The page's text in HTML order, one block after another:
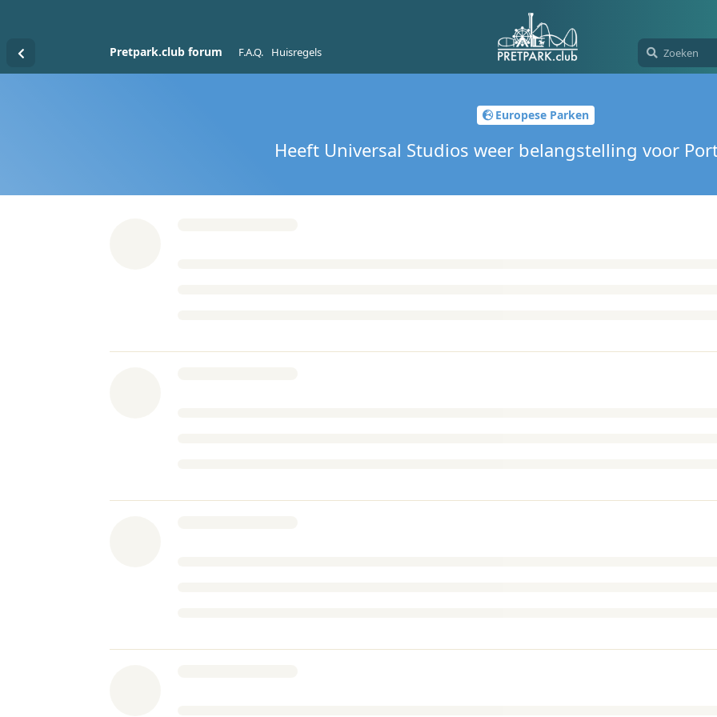
Pretpark.club forum F.A.Q. Huisregels
Europese Parken
Heeft Universal Studios weer belangstelling voor